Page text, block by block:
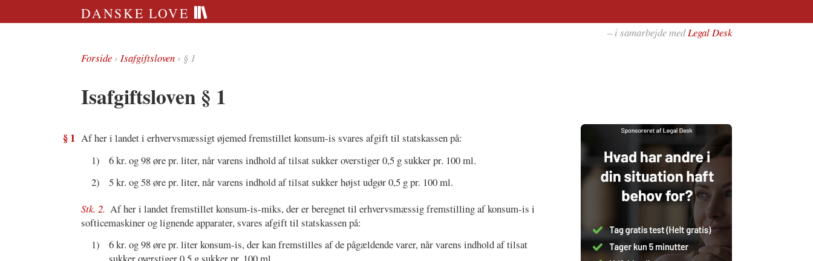
DANSKE LOVE
– i samarbejde medLegal Desk
Forside›Isafgiftsloven› § 1
Isafgiftsloven § 1
§ 1 Af her i landet i erhvervsmæssigt øjemed fremstillet konsum-is svares afgift til statskassen på:
1)
6 kr. og 98 øre pr. liter, når varens indhold af tilsat sukker overstiger 0,5 g sukker pr. 100 ml.
2)
5 kr. og 58 øre pr. liter, når varens indhold af tilsat sukker højst udgør 0,5 g pr. 100 ml.
Stk. 2. Af her i landet fremstillet konsum-is-miks, der er beregnet til erhvervsmæssig fremstilling af konsum-is i
softicemaskiner og lignende apparater, svares afgift til statskassen på:
1)
6 kr. og 98 øre pr. liter konsum-is, der kan fremstilles af de pågældende varer, når varens indhold af tilsat